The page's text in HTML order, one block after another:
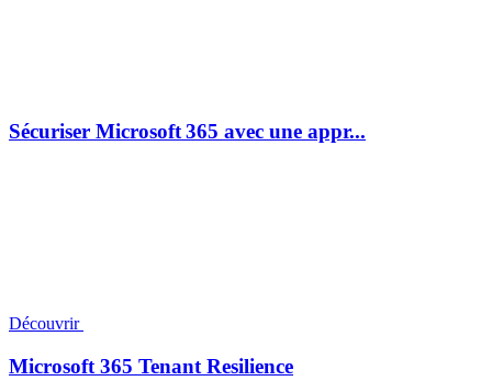
Sécuriser Microsoft 365 avec une appr...
Découvrir
Microsoft 365 Tenant Resilience